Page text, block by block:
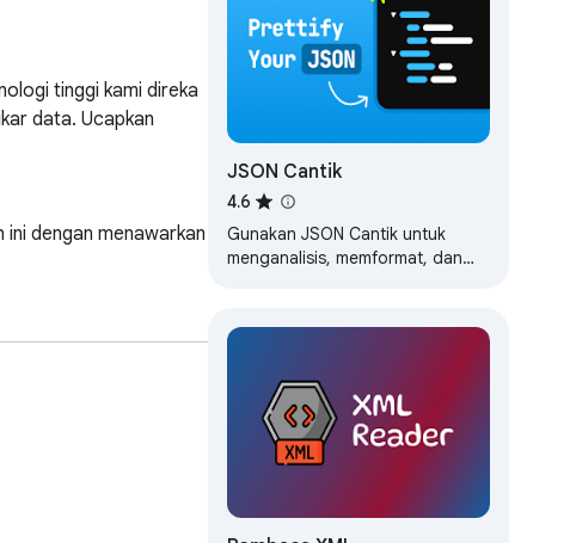
tinggi kami direka
data. Ucapkan
ini dengan menawarkan
JSON Cantik
4.6
Gunakan JSON Cantik untuk
menganalisis, memformat, dan
kuat dan alat…